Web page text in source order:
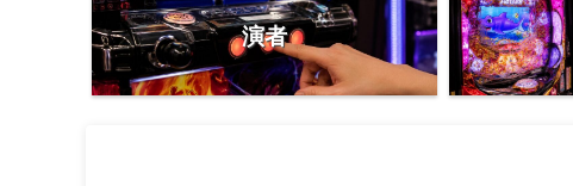
演者